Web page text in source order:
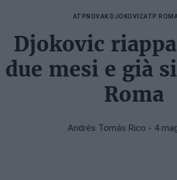
ATPNOVAK DJOKOVICATP
Djokovic
due mesi e già
Roma
Andrés Tomás Rico - 4